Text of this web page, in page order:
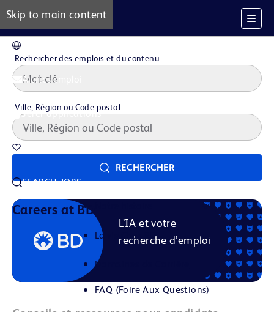
Skip to main content
Alertes emploi
Gérer applications
SEARCH JOBS
Careers at BD
La vie Chez BD
Domaines de Carrière
FAQ (Foire Aux Questions)
Rechercher des emplois et du contenu
Ville, Région ou Code postal
RECHERCHER
L’IA et votre
recherche d’emploi